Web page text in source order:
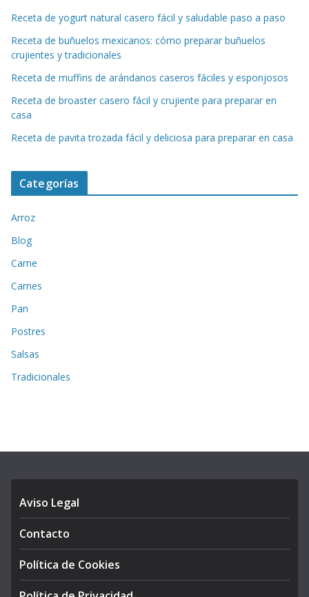
Receta de yogurt natural casero fácil y saludable paso a paso
Receta de buñuelos mexicanos: cómo preparar buñuelos
crujientes y tradicionales
Receta de muffins de arándanos caseros fáciles y esponjosos
Receta de broaster casero fácil y crujiente para preparar en
casa
Receta de pavita trozada fácil y deliciosa para preparar en casa
Categorías
Arroz
Blog
Carne
Carnes
Pan
Postres
Salsas
Tradicionales
Aviso Legal
Contacto
Política de Cookies